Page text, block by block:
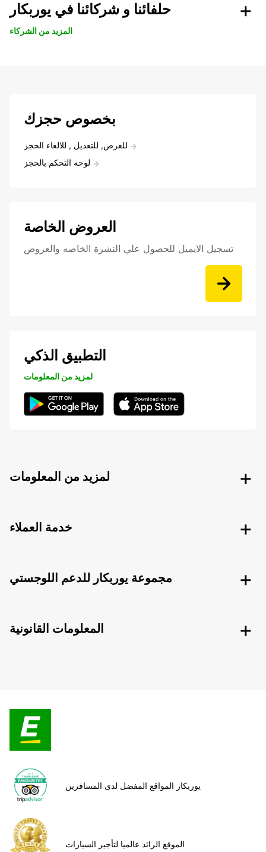
حلفائنا و شركائنا في يوربكار
المزيد من الشركاء
بخصوص حجزك
للعرض, للتعديل , للالغاء الحجز
لوحه التحكم بالحجز
العروض الخاصة
تسجيل الايميل للحصول علي النشرة الخاصه والعروض
التطبيق الذكي
لمزيد من المعلومات
لمزيد من المعلومات
خدمة العملاء
مجموعة يوربكار للدعم اللوجستي
المعلومات القانونية
يوربكار المواقع المفضل لدى المسافرين
الموقع الرائد عالميا لتأجير السيارات